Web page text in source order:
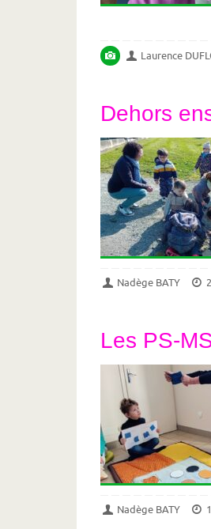
Laurence
Dehors
Nadège BATY
Les PS-
Nadège BATY